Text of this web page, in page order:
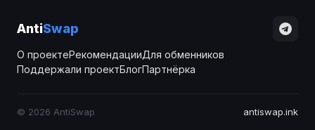
AntiSwap
О проектеРекомендацииДля обменников
Поддержали проектБлогПартнёрка
© 2026 AntiSwap antiswap.ink